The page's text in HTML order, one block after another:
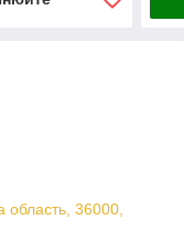
область, 36000,